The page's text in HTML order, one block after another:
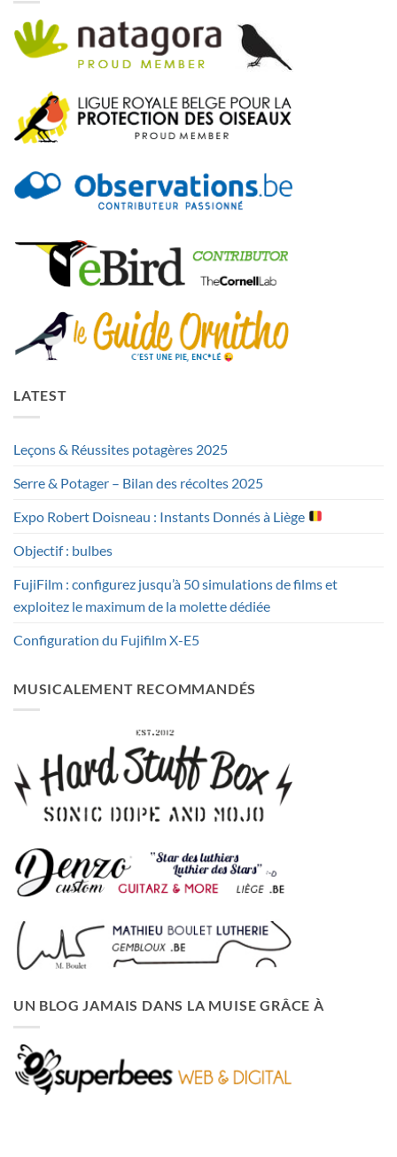
LATEST
Leçons & Réussites potagères 2025
Serre & Potager – Bilan des récoltes 2025
Expo Robert Doisneau : Instants Donnés à Liège
Objectif : bulbes
FujiFilm : configurez jusqu’à 50 simulations de films et
exploitez le maximum de la molette dédiée
Configuration du Fujifilm X-E5
MUSICALEMENT RECOMMANDÉS
UN BLOG JAMAIS DANS LA MUISE GRÂCE À